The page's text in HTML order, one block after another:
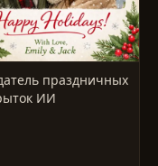
праздничных
ИИ